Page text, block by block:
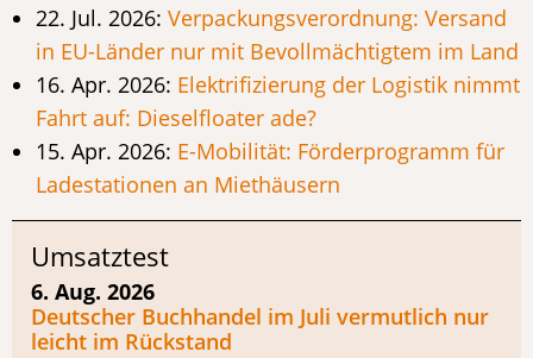
22. Jul. 2026: Verpackungsverordnung: Versand
in EU-Länder nur mit Bevollmächtigtem im Land
16. Apr. 2026: Elektrifizierung der Logistik nimmt
Fahrt auf: Dieselfloater ade?
15. Apr. 2026: E-Mobilität: Förderprogramm für
Ladestationen an Miethäusern
Umsatztest
6. Aug. 2026
Deutscher Buchhandel im Juli vermutlich nur
leicht im Rückstand